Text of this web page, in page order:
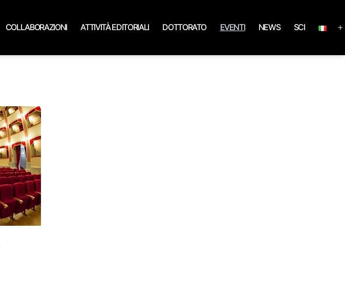
COLLABORAZIONI ATTIVITÀ EDITORIALI DOTTORATO EVENTI NEWS SCI